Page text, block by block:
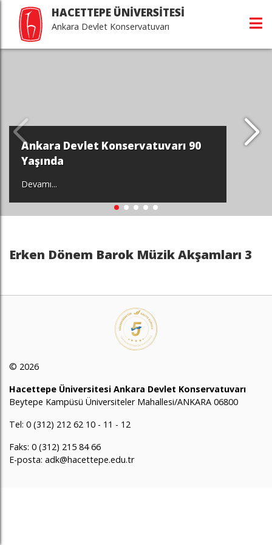
HACETTEPE ÜNİVERSİTESİ
Ankara Devlet Konservatuvarı
Ankara Devlet Konservatuvarı 90
Yaşında
Devamı...
Erken Dönem Barok Müzik Akşamları 3
© 2026
Hacettepe Üniversitesi Ankara Devlet Konservatuvarı
Beytepe Kampüsü Üniversiteler Mahallesi/ANKARA 06800
Tel: 0 (312) 212 62 10 - 11 - 12
Faks: 0 (312) 215 84 66
E-posta: adk@hacettepe.edu.tr